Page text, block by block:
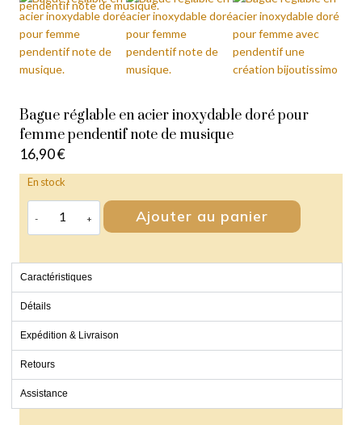
Bague réglable en acier inoxydable doré pour
femme pendentif note de musique
16,90€
En stock
Ajouter au panier
Caractéristiques
Détails
Expédition & Livraison
Retours
Assistance